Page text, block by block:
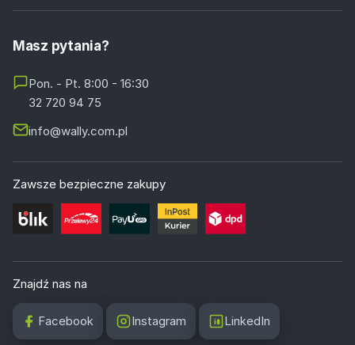
Masz pytania?
Pon. - Pt. 8:00 - 16:30
32 720 94 75
info@wally.com.pl
Zawsze bezpieczne zakupy
Znajdź nas na
Facebook Instagram LinkedIn